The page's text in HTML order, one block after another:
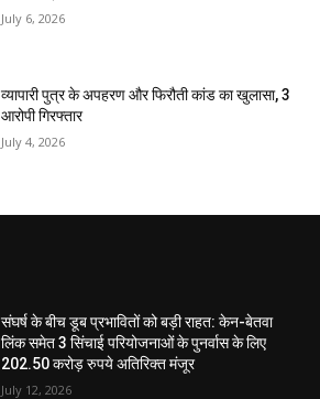
July 6, 2026
व्यापारी पुत्र के अपहरण और फिरौती कांड का खुलासा, 3
आरोपी गिरफ्तार
July 4, 2026
संघर्ष के बीच डूब प्रभावितों को बड़ी राहत: केन-बेतवा
लिंक समेत 3 सिंचाई परियोजनाओं के पुनर्वास के लिए
202.50 करोड़ रुपये अतिरिक्त मंजूर
July 12, 2026